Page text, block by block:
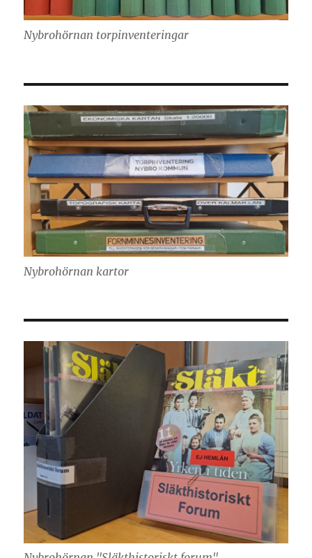
Nybrohörnan torpinventeringar
Nybrohörnan kartor